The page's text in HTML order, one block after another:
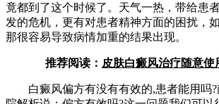
竟都到了这个时候了。天气一热，带给患
发的危机，更有对患者精神方面的困扰，
那很容易导致病情加重的结果出现。
推荐阅读： 皮肤白癜风治疗随意
白癜风偏方有没有有效的,患者能用吗?